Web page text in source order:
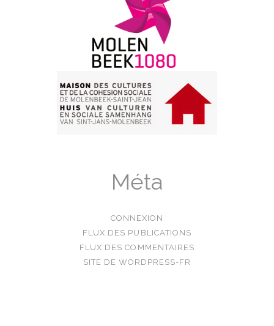
Méta
CONNEXION
FLUX DES PUBLICATIONS
FLUX DES COMMENTAIRES
SITE DE WORDPRESS-FR